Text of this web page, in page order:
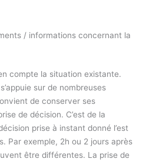
/ informations concernant la
compte la situation existante.
sur de nombreuses
de conserver ses
de décision. C’est de la
prise à instant donné l’est
Par exemple, 2h ou 2 jours après
être différentes. La prise de